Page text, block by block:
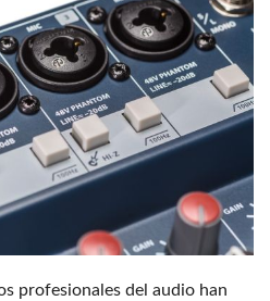
profesionales del audio han